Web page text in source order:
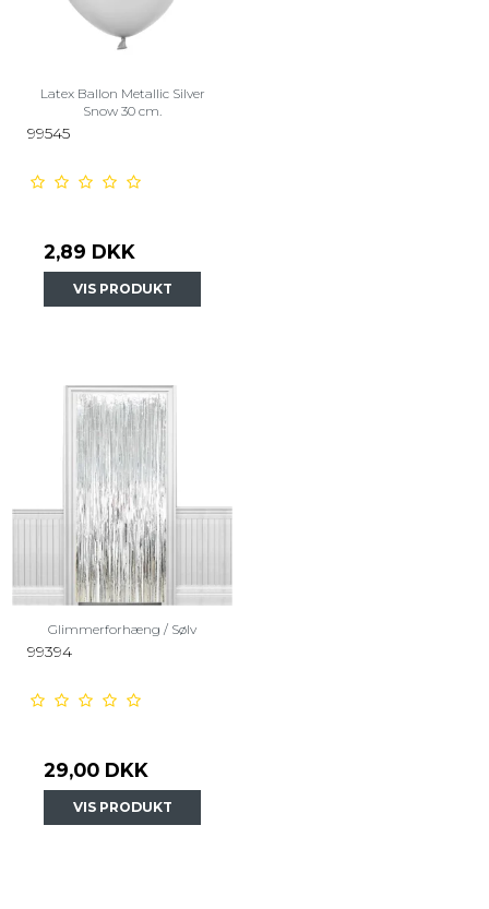
Latex Ballon Metallic Silver
Snow 30 cm.
99545
2,89 DKK
VIS PRODUKT
Glimmerforhæng / Sølv
99394
29,00 DKK
VIS PRODUKT